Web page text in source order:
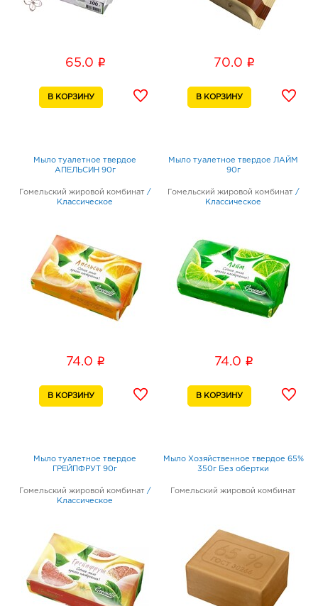
65.0 i 70.0 i
Мыло туалетное твердое
АПЕЛЬСИН 90г
Гомельский жировой комбинат /
Классическое
74.0 i
Мыло туалетное твердое ЛАЙМ
90г
Гомельский жировой комбинат /
Классическое
74.0 i
Мыло туалетное твердое
ГРЕЙПФРУТ 90г
Гомельский жировой комбинат /
Классическое
Мыло Хозяйственное твердое 65%
350г Без обертки
Гомельский жировой комбинат